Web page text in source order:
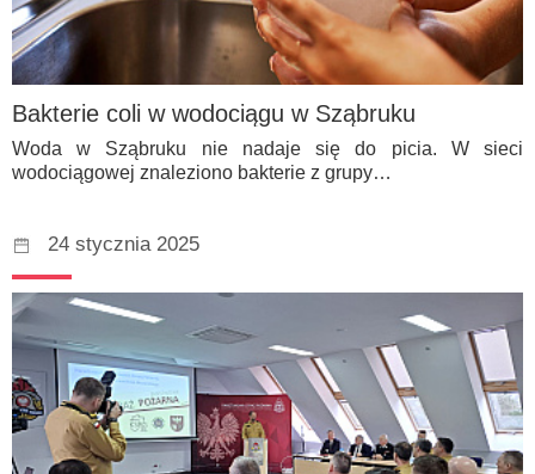
Bakterie coli w wodociągu w Sząbruku
Woda w Sząbruku nie nadaje się do picia. W sieci
wodociągowej znaleziono bakterie z grupy…
24 stycznia 2025